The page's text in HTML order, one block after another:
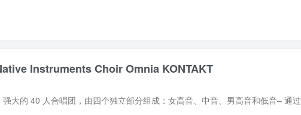
Instruments Choir Omnia KONTAKT